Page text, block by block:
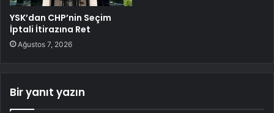
YSK’dan CHP’nin Seçim
İptali İtirazına Ret
Ağustos 7, 2026
Bir yanıt yazın